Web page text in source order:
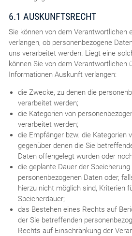
6.1 AUSKUNFTSRECHT
Sie können von dem Verantwortlichen
verlangen, ob personenbezogene
uns verarbeitet werden. Liegt eine
können Sie von dem Verantwortlichen
Informationen Auskunft verlangen:
die Zwecke, zu denen die
verarbeitet werden;
die Kategorien von
verarbeitet werden;
die Empfänger bzw. die Kategorien
gegenüber denen die Sie
Daten offengelegt wurden oder
die geplante Dauer der
personenbezogenen Daten oder,
hierzu nicht möglich sind, Kriterien
Speicherdauer;
das Bestehen eines Rechts auf
der Sie betreffenden
Rechts auf Einschränkung der